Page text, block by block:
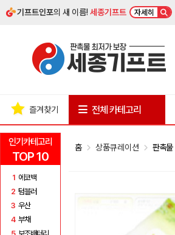
기프트인포의 새 이름!세종기프트 자세히
인기카테고리
TOP 10
1 에코백
2 텀블러
3 우산
4 부채
즐겨찾기 전체 카테고리
홈 상품큐레이션 판촉물